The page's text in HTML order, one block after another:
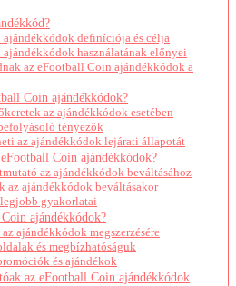
definíciója és célja
használatának előnyei
az eFootball Coin ajándékkódok a
Coin ajándékkódok?
az ajándékkódok esetében
tényezők
az ajándékkódok lejárati állapotát
Coin ajándékkódok?
az ajándékkódok beváltásához
az ajándékkódok beváltásakor
gyakorlatai
ajándékkódok?
ajándékkódok megszerzésére
és megbízhatóságuk
és ajándékok
az eFootball Coin ajándékkódok